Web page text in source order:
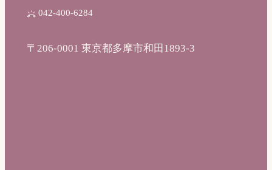
042-400-6284
〒206-0001 東京都多摩市和田1893-3